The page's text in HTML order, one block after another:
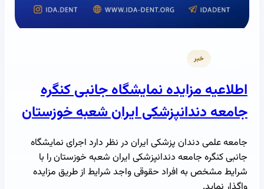
خبر
اطلاعیه مزایده نمایشگاه جانبی کنگره
جامعه دندانپزشکی ایران شعبه خوزستان
جامعه علمی دندان پزشکی ایران در نظر دارد اجرای نمایشگاه
جانبی کنگره جامعه دندانپزشکی ایران شعبه خوزستان را با
شرایط مشخص به افراد حقوقی واجد شرایط از طریق مزایده